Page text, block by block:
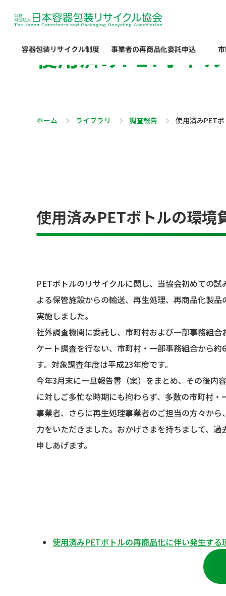
容器包装リサイクル制度 事業者の再商品化委託申込
使用済みPETボト
ホーム ライブラリ 調査報告 使用済みPET
使用済みPETボトルの環境
PETボトルのリサイクルに関し、当協会初めての
よる保管施設からの輸送、再生処理、再商品化製
実施しました。
社外調査機関に委託し、市町村および一部事務組
ケート調査を行ない、市町村・一部事務組合から
す。対象調査年度は平成23年度です。
今年3月末に一旦報告書（案）をまとめ、その後内
に対しご多忙な時期にも拘わらず、多数の市町村
事業者、さらに再生処理事業者のご担当の方々か
力をいただきました。おかげさまを持ちまして、
申しあげます。
使用済みPETボトルの再商品化に伴い発生する